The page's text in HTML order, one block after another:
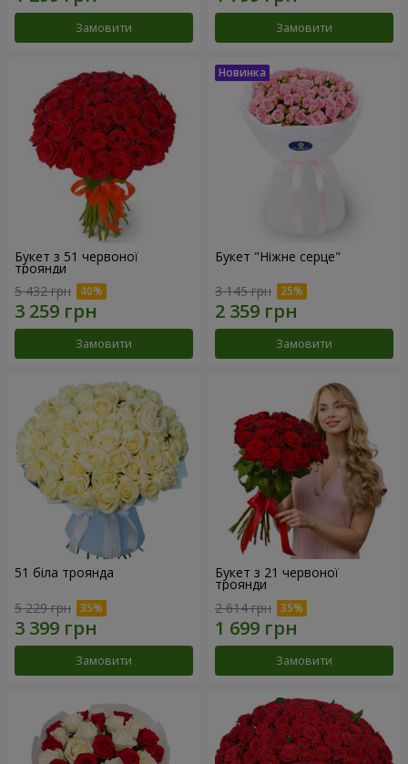
Замовити Замовити
Букет з 51 червоної
троянди
5 432 грн
Замовити
Букет "Ніжне серце"
3 145 грн
Замовити
51 біла троянда
5 229 грн
Замовити
Букет з 21 червоної
троянди
2 614 грн
Замовити